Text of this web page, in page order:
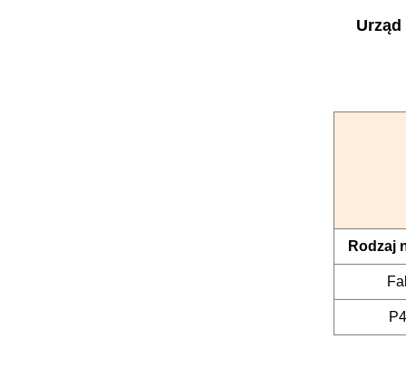
Urząd
Rodzaj